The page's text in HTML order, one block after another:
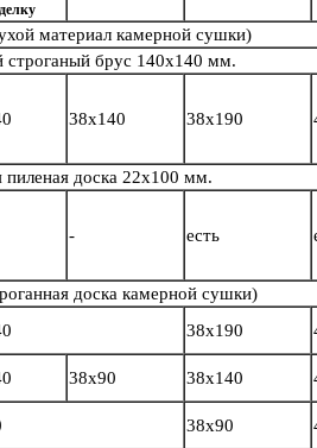
материал камерной сушки)
строганый брус 140х140 мм.
38х140 38х190
пиленая доска 22х100 мм.
- есть
доска камерной сушки)
38х190
38х90 38х140
38х90